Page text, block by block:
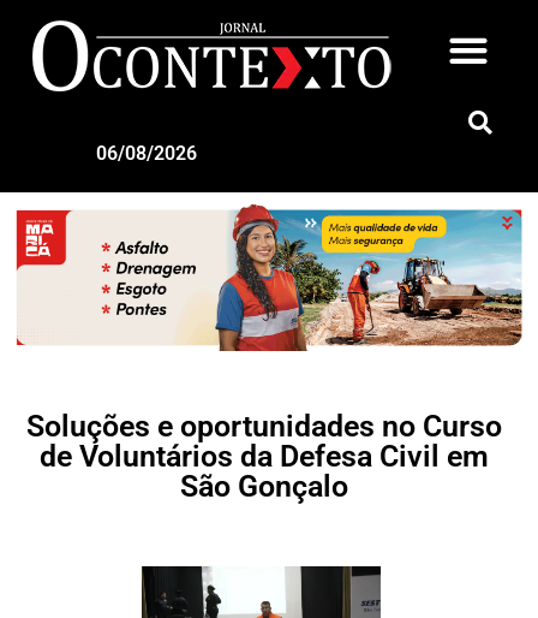
06/08/2026
Soluções e oportunidades no Curso
de Voluntários da Defesa Civil em
São Gonçalo